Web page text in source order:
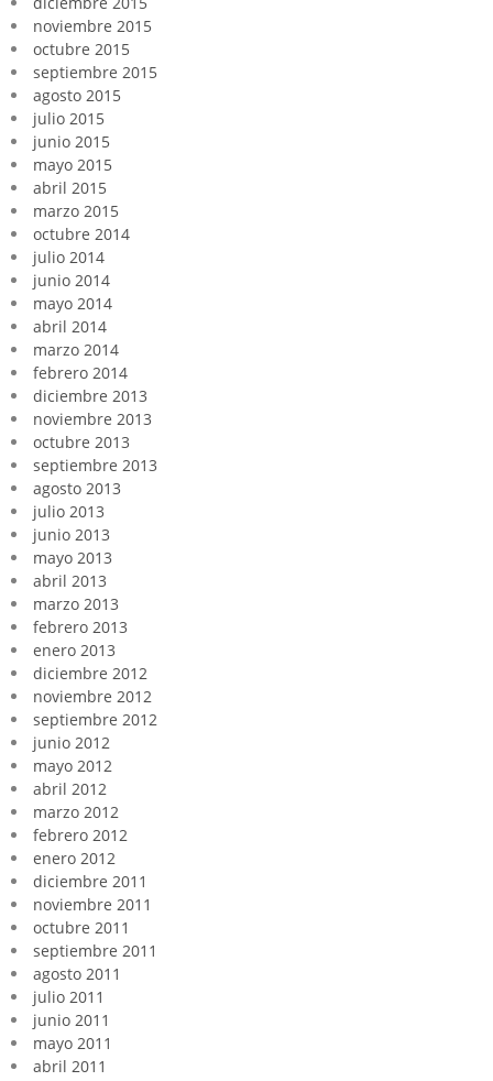
noviembre 2015
octubre 2015
septiembre 2015
agosto 2015
julio 2015
junio 2015
mayo 2015
abril 2015
marzo 2015
octubre 2014
julio 2014
junio 2014
mayo 2014
abril 2014
marzo 2014
febrero 2014
diciembre 2013
noviembre 2013
octubre 2013
septiembre 2013
agosto 2013
julio 2013
junio 2013
mayo 2013
abril 2013
marzo 2013
febrero 2013
enero 2013
diciembre 2012
noviembre 2012
septiembre 2012
junio 2012
mayo 2012
abril 2012
marzo 2012
febrero 2012
enero 2012
diciembre 2011
noviembre 2011
octubre 2011
septiembre 2011
agosto 2011
julio 2011
junio 2011
mayo 2011
abril 2011